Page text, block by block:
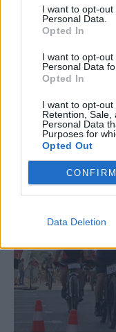
I want to opt-
Personal Data.
Opted In
I want to opt-
Personal Data
Opted In
I want to opt-out
Retention, Sale,
Personal Data
Purposes for
Opted Out
CONFIRM
Data Deletion
La Cursa de